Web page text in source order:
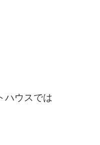
ハウスでは